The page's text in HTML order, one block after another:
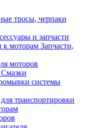
тросы, черпаки
и запчасти
Запчасти,
моторов
системы
транспортировки